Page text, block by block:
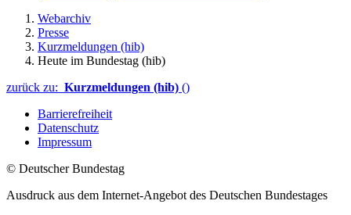
Webarchiv
Presse
Kurzmeldungen (hib)
Heute im Bundestag (hib)
zurück zu: Kurzmeldungen (hib) ()
Barrierefreiheit
Datenschutz
Impressum
© Deutscher Bundestag
Ausdruck aus dem Internet-Angebot des Deutschen Bundestages